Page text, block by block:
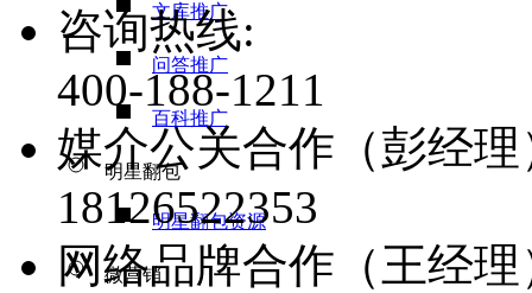
文库推广
问答推广
百科推广
明星翻包
明星翻包资源
微营销
咨询热线:
400-188-1211
媒介公关合作（彭经理
18126522353
网络品牌合作（王经理